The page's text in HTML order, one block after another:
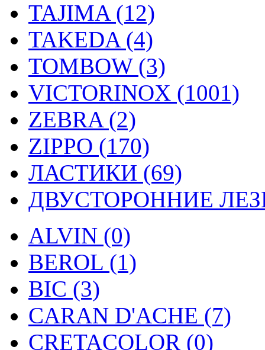
TAJIMA (12)
TAKEDA (4)
TOMBOW (3)
VICTORINOX (1001)
ZEBRA (2)
ZIPPO (170)
ЛАСТИКИ (69)
ДВУСТОРОННИЕ
ALVIN (0)
BEROL (1)
BIC (3)
CARAN D'ACHE (7)
CRETACOLOR (0)